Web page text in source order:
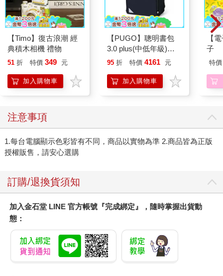
【Timo】復古浪潮 經
典積木相機 禮物
51 折 特價 349 元
加入購物車
【PUGO】聰明書包
3.0 plus(中低年級)酷
黑 全新進化玩美上市
95 折 特價 4161 元
加入購物車
【
子
特價
注意事項
1.每台電腦顯示色彩皆有不同，商品以實物為準 2.商品皆為正版
授權販售，請安心選購
訂購/退換貨須知
加入金石堂 LINE 官方帳號『完成綁定』，隨時掌握出貨動
態：